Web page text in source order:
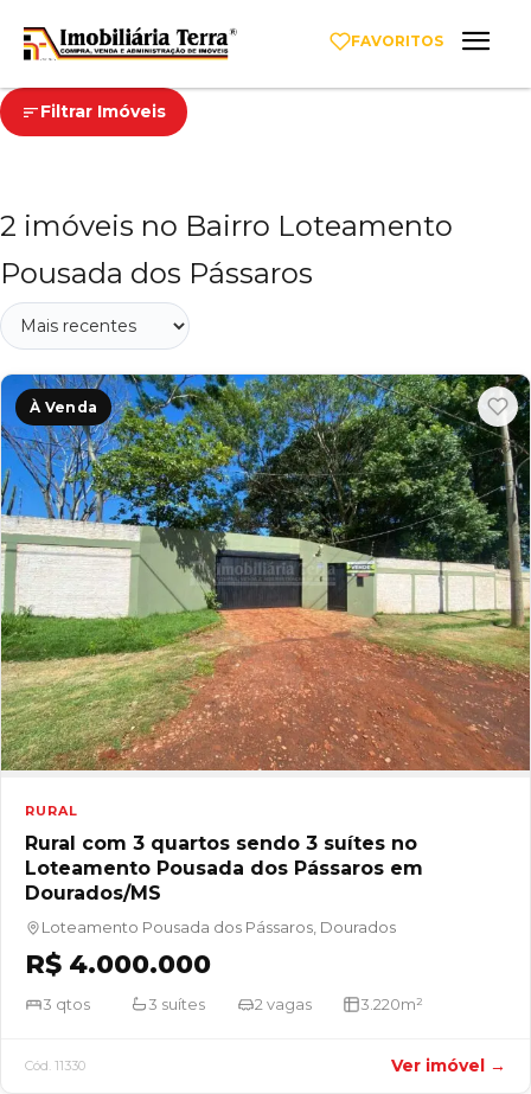
FAVORITOS
Filtrar Imóveis
2 imóveis no Bairro Loteamento
Pousada dos Pássaros
À Venda
RURAL
Rural com 3 quartos sendo 3 suítes no
Loteamento Pousada dos Pássaros em
Dourados/MS
Loteamento Pousada dos Pássaros, Dourados
R$ 4.000.000
3 qtos 3 suítes 2 vagas 3.220m²
Cód. 11330 Ver imóvel →